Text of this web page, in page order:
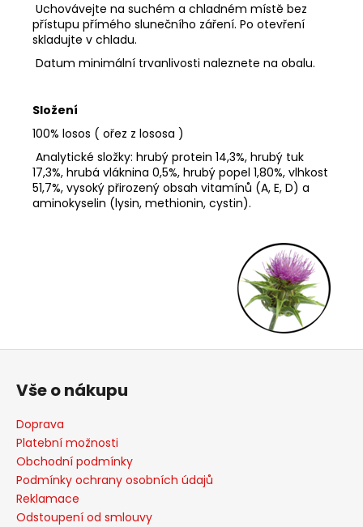
Uchovávejte na suchém a chladném místě bez
přístupu přímého slunečního záření. Po otevření
skladujte v chladu.
Datum minimální trvanlivosti naleznete na obalu.
Složení
100% losos ( ořez z lososa )
Analytické složky: hrubý protein 14,3%, hrubý tuk
17,3%, hrubá vláknina 0,5%, hrubý popel 1,80%, vlhkost
51,7%, vysoký přirozený obsah vitamínů (A, E, D) a
aminokyselin (lysin, methionin, cystin).
Vše o nákupu
Doprava
Platební možnosti
Obchodní podmínky
Podmínky ochrany osobních údajů
Reklamace
Odstoupení od smlouvy